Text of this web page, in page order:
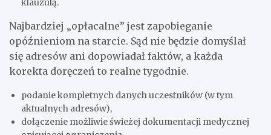
klauzulą.
Najbardziej „opłacalne” jest zapobieganie
opóźnieniom na starcie. Sąd nie będzie domyślał
się adresów ani dopowiadał faktów, a każda
korekta doręczeń to realne tygodnie.
podanie kompletnych danych uczestników (w tym
aktualnych adresów),
dołączenie możliwie świeżej dokumentacji medycznej